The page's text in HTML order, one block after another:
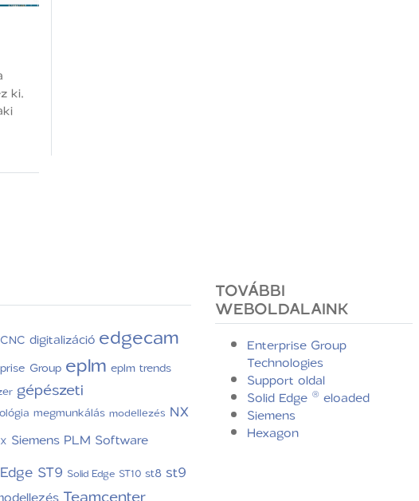
ki,
CNC digitalizáció edgecam
Group eplm eplm trends
gépészeti
megmunkálás modellezés NX
Siemens PLM Software
ST9 Solid Edge ST10 st8 st9
TOVÁBBI
WEBOLDALAINK
Enterprise Group
Technologies
Support oldal
Solid Edge ® eloaded
Siemens
Hexagon